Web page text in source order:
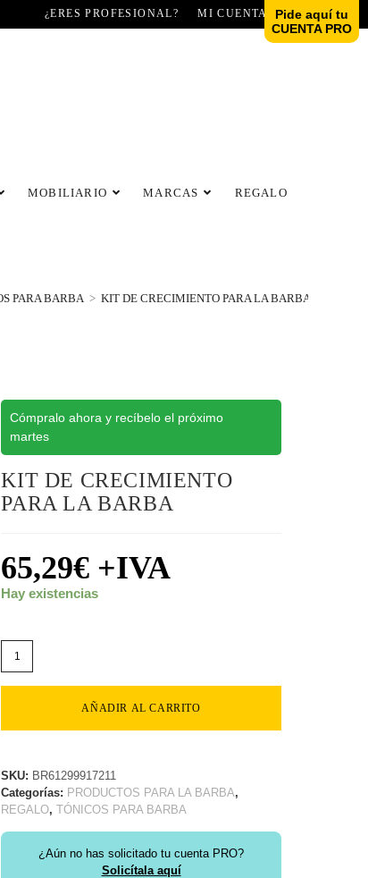
¿ERES PROFESIONAL? MI CUENTA
MOBILIARIO MARCAS REGALO
PARA BARBA > KIT DE CRECIMIENTO PARA LA BARBA
Cómpralo ahora y recíbelo el próximo
martes
KIT DE CRECIMIENTO
PARA LA BARBA
65,29€ +IVA
Hay existencias
AÑADIR AL CARRITO
SKU: BR61299917211
Categorías: PRODUCTOS PARA LA BARBA,
REGALO,TÓNICOS PARA BARBA
¿Aún no has solicitado tu cuenta PRO?
Solicítala aquí
Pide aquí tu
CUENTA PRO